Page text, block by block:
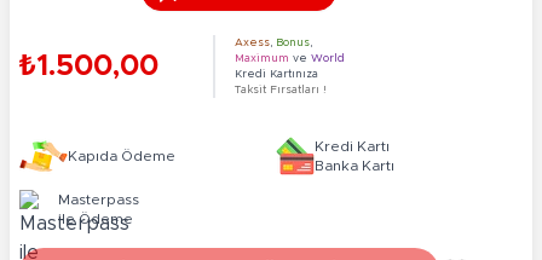
₺1.500,00
Axess Bonus
Maximum ve World
Kredi Kartınıza
Taksit Fırsatları !
Kapıda Ödeme
Kredi Kartı
Banka Kartı
Masterpass
ile Ödeme